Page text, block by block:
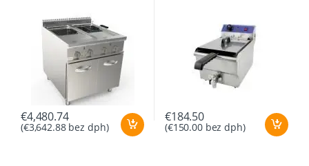
€4,480.74
(€3,642.88bez dph)
€184.50
(€150.00bez dph)